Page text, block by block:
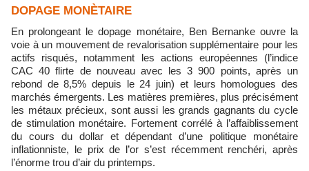
DOPAGE MONÈTAIRE
En prolongeant le dopage monétaire, Ben Bernanke ouvre la
voie à un mouvement de revalorisation supplémentaire pour les
actifs risqués, notamment les actions européennes (l’indice
CAC 40 flirte de nouveau avec les 3 900 points, après un
rebond de 8,5% depuis le 24 juin) et leurs homologues des
marchés émergents. Les matières premières, plus précisément
les métaux précieux, sont aussi les grands gagnants du cycle
de stimulation monétaire. Fortement corrélé à l’affaiblissement
du cours du dollar et dépendant d’une politique monétaire
inflationniste, le prix de l’or s’est récemment renchéri, après
l’énorme trou d’air du printemps.